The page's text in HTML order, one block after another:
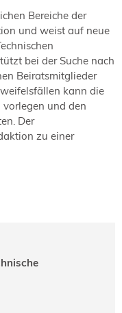
Bereiche der
und weist auf neue
bei der Suche nach
Beiratsmitglieder
kann die
und den
Der
zu einer